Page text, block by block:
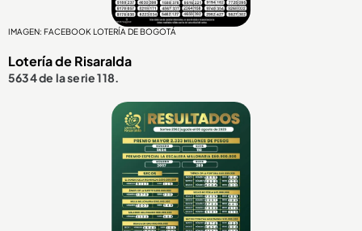
IMAGEN: FACEBOOK LOTERÍA DE BOGOTÁ
Lotería de Risaralda
5634 de la serie 118.